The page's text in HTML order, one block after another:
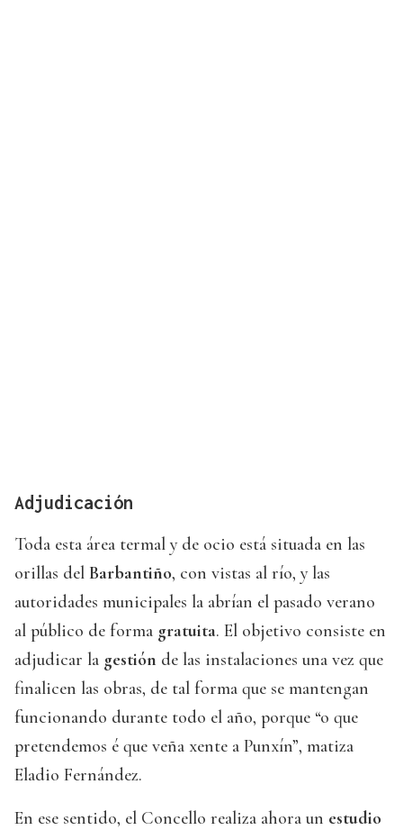
Adjudicación
Toda esta área termal y de ocio está situada en las
orillas del Barbantiño, con vistas al río, y las
autoridades municipales la abrían el pasado verano
al público de forma gratuita. El objetivo consiste en
adjudicar la gestión de las instalaciones una vez que
finalicen las obras, de tal forma que se mantengan
funcionando durante todo el año, porque “o que
pretendemos é que veña xente a Punxín”, matiza
Eladio Fernández.
En ese sentido, el Concello realiza ahora un estudio